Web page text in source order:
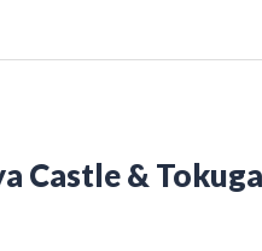
Castle &